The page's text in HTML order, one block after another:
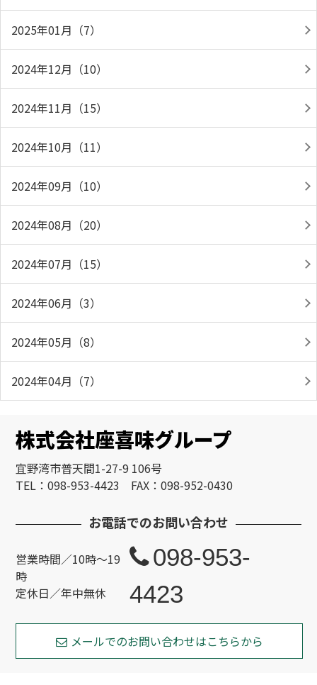
2025年01月（7）
2024年12月（10）
2024年11月（15）
2024年10月（11）
2024年09月（10）
2024年08月（20）
2024年07月（15）
2024年06月（3）
2024年05月（8）
2024年04月（7）
株式会社座喜味グループ
宜野湾市普天間1-27-9 106号
TEL：098-953-4423 FAX：098-952-0430
お電話でのお問い合わせ
営業時間／10時～19
時
定休日／年中無休
098-953-
4423
メールでのお問い合わせはこちらから